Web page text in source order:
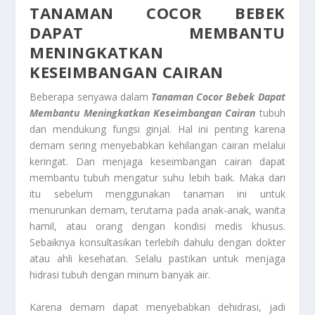
TANAMAN COCOR BEBEK
DAPAT MEMBANTU
MENINGKATKAN
KESEIMBANGAN CAIRAN
Beberapa senyawa dalam Tanaman Cocor BebekDapat
Membantu Meningkatkan Keseimbangan Cairan tubuh
dan mendukung fungsi ginjal. Hal ini penting karena
demam sering menyebabkan kehilangan cairan melalui
keringat. Dan menjaga keseimbangan cairan dapat
membantu tubuh mengatur suhu lebih baik. Maka dari
itu sebelum menggunakan tanaman ini untuk
menurunkan demam, terutama pada anak-anak, wanita
hamil, atau orang dengan kondisi medis khusus.
Sebaiknya konsultasikan terlebih dahulu dengan dokter
atau ahli kesehatan. Selalu pastikan untuk menjaga
hidrasi tubuh dengan minum banyak air.
Karena demam dapat menyebabkan dehidrasi, jadi